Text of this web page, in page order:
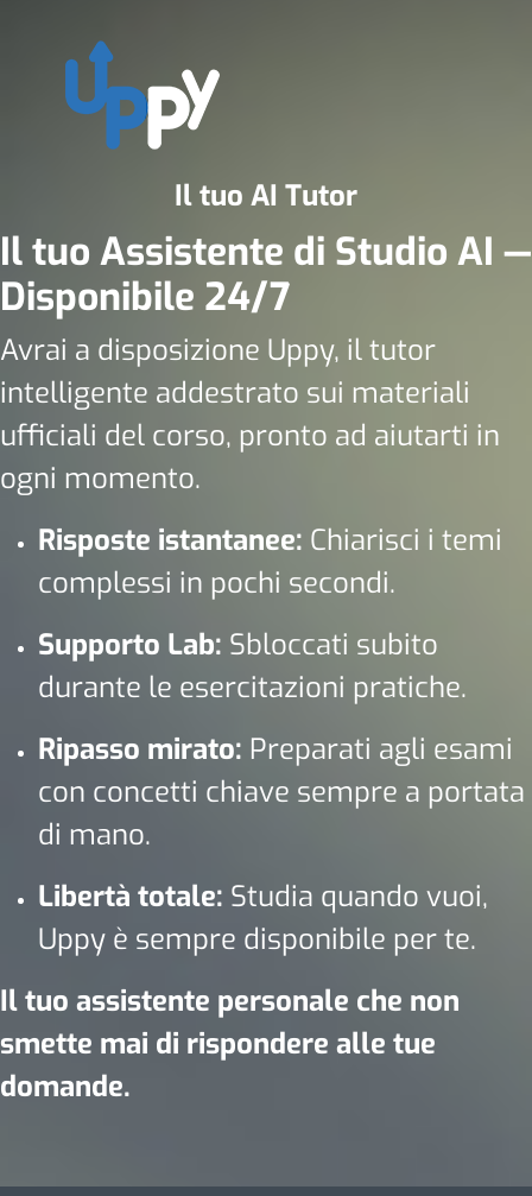
Il tuo AI Tutor
Il tuo Assistente di Studio AI —
Disponibile 24/7
Avrai a disposizione Uppy, il tutor
intelligente addestrato sui materiali
ufficiali del corso, pronto ad aiutarti in
ogni momento.
Risposte istantanee: Chiarisci i temi
complessi in pochi secondi.
Supporto Lab: Sbloccati subito
durante le esercitazioni pratiche.
Ripasso mirato: Preparati agli esami
con concetti chiave sempre a portata
di mano.
Libertà totale: Studia quando vuoi,
Uppy è sempre disponibile per te.
Il tuo assistente personale che non
smette mai di rispondere alle tue
domande.